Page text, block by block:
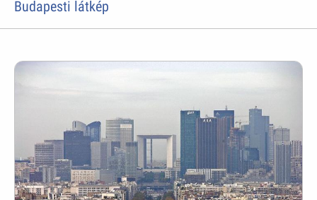
Budapesti látkép